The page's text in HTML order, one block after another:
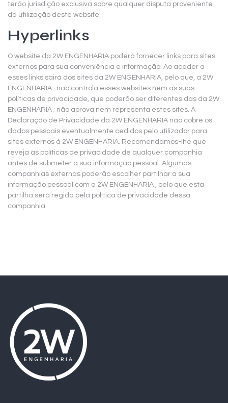
terão jurisdição exclusiva sobre qualquer disputa proveniente
da utilização deste website.
Hyperlinks
O website da 2W ENGENHARIA poderá fornecer links para sites
externos para sua conveniência e informação. Ao aceder a
esses links sairá dos sites da 2W ENGENHARIA, pelo que, a 2W
ENGENHARIA : não controla esses websites nem as suas
políticas de privacidade, que poderão ser diferentes das da 2W
ENGENHARIA ; não aprova nem representa estes sites. A
Declaração de Privacidade da 2W ENGENHARIA não cobre os
dados pessoais eventualmente cedidos pelo utilizador para
sites externos à 2W ENGENHARIA. Recomendamos-lhe que
reveja as políticas de privacidade de qualquer companhia
antes de submeter a sua informação pessoal. Algumas
companhias externas poderão escolher partilhar a sua
informação pessoal com a 2W ENGENHARIA , pelo que esta
partilha será regida pela política de privacidade dessa
companhia.